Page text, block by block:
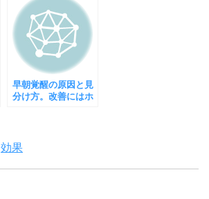
早朝覚醒の原因と見
分け方。改善にはホ
効果